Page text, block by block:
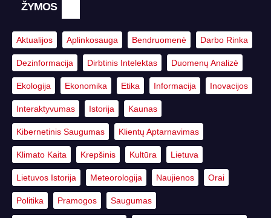
ŽYMOS
Aktualijos Aplinkosauga Bendruomenė Darbo Rinka
Dezinformacija Dirbtinis Intelektas Duomenų Analizė
Ekologija Ekonomika Etika Informacija Inovacijos
Interaktyvumas Istorija Kaunas
Kibernetinis Saugumas Klientų Aptarnavimas
Klimato Kaita Krepšinis Kultūra Lietuva
Lietuvos Istorija Meteorologija Naujienos Orai
Politika Pramogos Saugumas